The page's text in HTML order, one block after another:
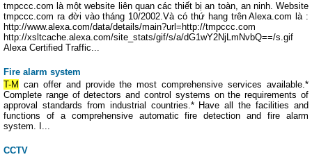
tmpccc.com là một website liên quan các thiết bị an toàn, an ninh. Website
tmpccc.com ra đời vào tháng 10/2002.Và có thứ hang trên Alexa.com là :
http://www.alexa.com/data/details/main?url=http://tmpccc.com
http://xsltcache.alexa.com/site_stats/gif/s/a/dG1wY2NjLmNvbQ==/s.gif
Alexa Certified Traffic...
Fire alarm system
T-M can offer and provide the most comprehensive services available.*
Complete range of detectors and control systems on the requirements of
approval standards from industrial countries.* Have all the facilities and
functions of a comprehensive automatic fire detection and fire alarm
system. I...
CCTV